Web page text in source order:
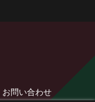
お問い合わせ